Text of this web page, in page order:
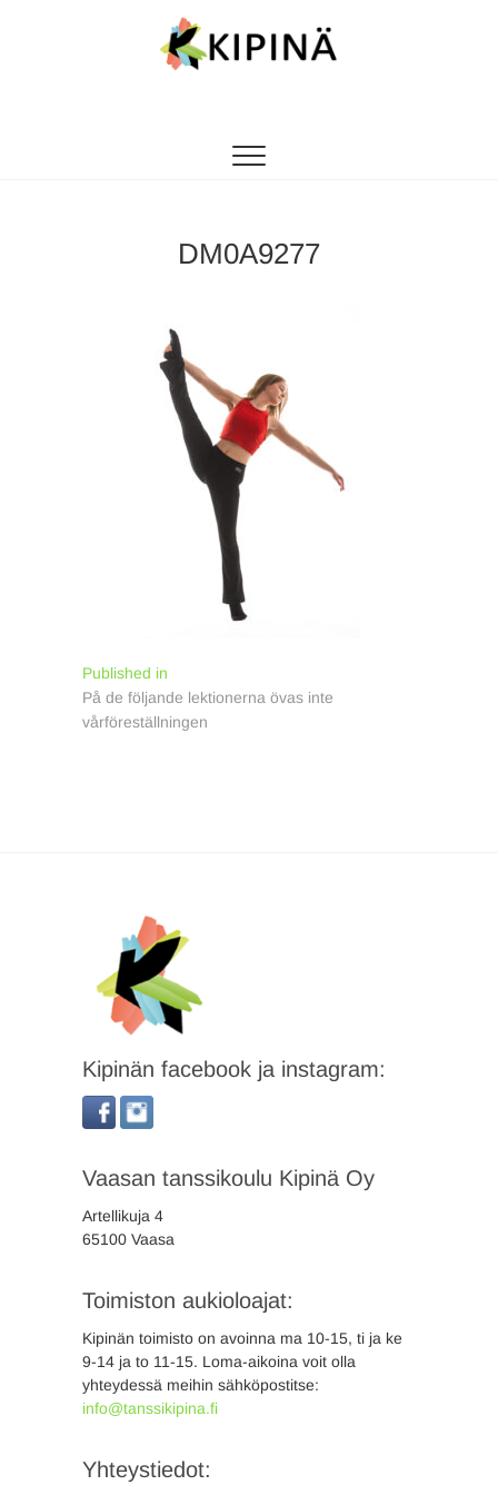
DM0A9277
Inläggsnavigering
Published in
På de följande lektionerna övas inte
vårföreställningen
Kipinän facebook ja instagram:
Vaasan tanssikoulu Kipinä Oy
Artellikuja 4
65100 Vaasa
Toimiston aukioloajat:
Kipinän toimisto on avoinna ma 10-15, ti ja ke
9-14 ja to 11-15. Loma-aikoina voit olla
yhteydessä meihin sähköpostitse:
info@tanssikipina.fi
Yhteystiedot: